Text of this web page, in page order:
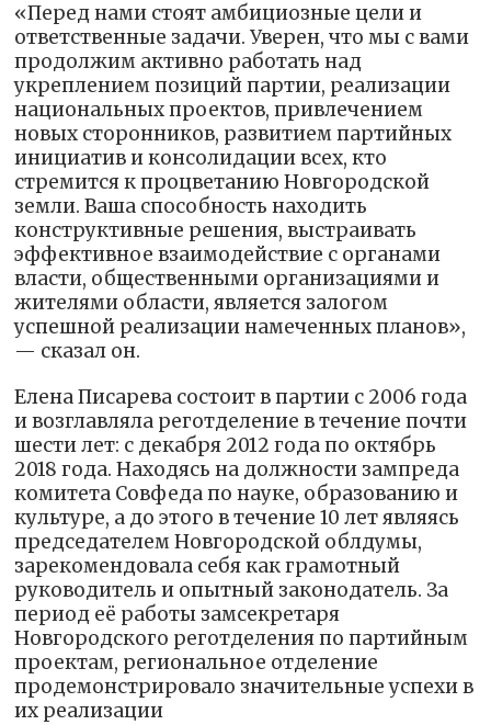
«Перед нами стоят амбициозные цели и
ответственные задачи. Уверен, что мы с вами
продолжим активно работать над
укреплением позиций партии, реализации
национальных проектов, привлечением
новых сторонников, развитием партийных
инициатив и консолидации всех, кто
стремится к процветанию Новгородской
земли. Ваша способность находить
конструктивные решения, выстраивать
эффективное взаимодействие с органами
власти, общественными организациями и
жителями области, является залогом
успешной реализации намеченных планов»,
— сказал он.
Елена Писарева состоит в партии с 2006 года
и возглавляла реготделение в течение почти
шести лет: с декабря 2012 года по октябрь
2018 года. Находясь на должности зампреда
комитета Совфеда по науке, образованию и
культуре, а до этого в течение 10 лет являясь
председателем Новгородской облдумы,
зарекомендовала себя как грамотный
руководитель и опытный законодатель. За
период её работы замсекретаря
Новгородского реготделения по партийным
проектам, региональное отделение
продемонстрировало значительные успехи в
их реализации